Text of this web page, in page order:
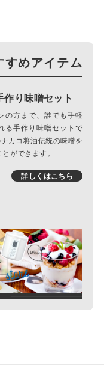
すめアイテム
り味噌セット
の方まで、誰でも手軽
る手作り味噌セットで
カコ将油伝統の味噌を
ができます。
詳しくはこちら